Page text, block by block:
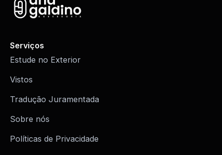
Serviços
Estude no Exterior
Vistos
Tradução Juramentada
Sobre nós
Políticas de Privacidade